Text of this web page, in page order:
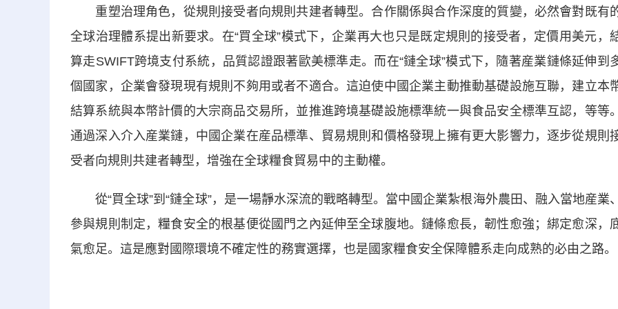
重塑治理角色，從規則接受者向規則共建者轉型。合作關係與合作深度的質變，必然會對既有
全球治理體系提出新要求。在“買全球”模式下，企業再大也只是既定規則的接受者，定價用美元，
算走SWIFT跨境支付系統，品質認證跟著歐美標準走。而在“鏈全球”模式下，隨著産業鏈條延伸到
個國家，企業會發現現有規則不夠用或者不適合。這迫使中國企業主動推動基礎設施互聯，建立本
結算系統與本幣計價的大宗商品交易所，並推進跨境基礎設施標準統一與食品安全標準互認，等等。
通過深入介入産業鏈，中國企業在産品標準、貿易規則和價格發現上擁有更大影響力，逐步從規則
受者向規則共建者轉型，增強在全球糧食貿易中的主動權。
從“買全球”到“鏈全球”，是一場靜水深流的戰略轉型。當中國企業紮根海外農田、融入當地産業、
參與規則制定，糧食安全的根基便從國門之內延伸至全球腹地。鏈條愈長，韌性愈強；綁定愈深，
氣愈足。這是應對國際環境不確定性的務實選擇，也是國家糧食安全保障體系走向成熟的必由之路。